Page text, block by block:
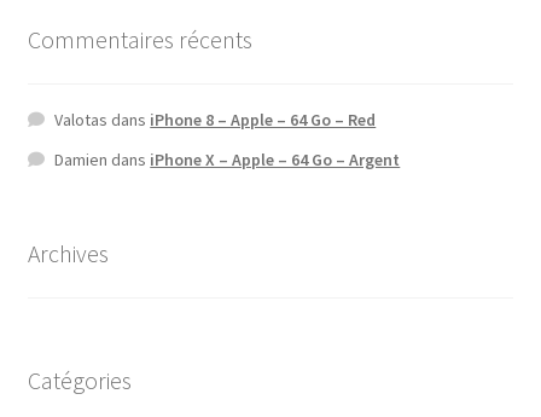
Commentaires récents
Valotas dans iPhone 8 – Apple – 64 Go – Red
Damien dans iPhone X – Apple – 64 Go – Argent
Archives
Catégories